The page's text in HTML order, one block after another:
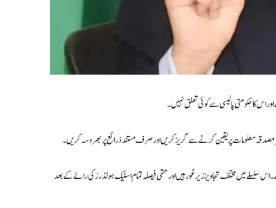
اس کا حکومتی پالیسی سے کوئی تعلق نہیں۔
مصدقہ معلومات پر یقین کرنے سے گریز کریں اور صرف مستند ذرائع پر بھروسہ کریں۔
میں مختلف تجاویز زیر غور ہیں اور حتمی فیصلہ تمام اسٹیک ہولڈرز کی رائے کے بعد